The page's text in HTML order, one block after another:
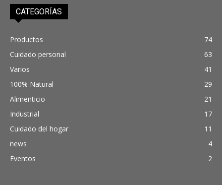
CATEGORÍAS
Productos
74
Cuidado personal
63
Varios
41
100% Natural
29
Alimenticio
21
Industrial
17
Cuidado del hogar
11
news
4
Eventos
2